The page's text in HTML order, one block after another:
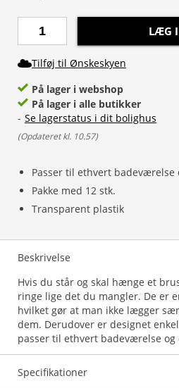
Passer til ethvert
Pakke med 12 stk.
Transparent plastik
LÆG I
Tilføj til Ønskeskyen
På lager i webshop
På lager i alle butikker
- Se lagerstatus i dit bolighus
(Opdateret kl. 10.57)
Beskrivelse
Hvis du står og skal hænge et
ringe lige det du mangler. De er
hvilket gør at man ikke lægger
dem. Derudover er designet
passer til ethvert badeværelse
Specifikationer